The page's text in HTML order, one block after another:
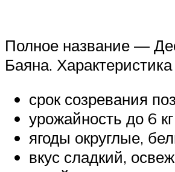
Полное название —
Баяна.
срок созревания
урожайность до 6 кг
ягоды округлые,
вкус сладкий,